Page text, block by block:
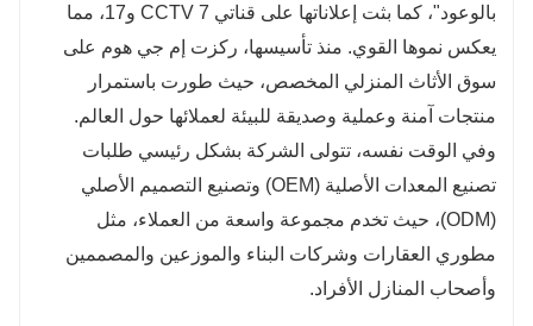
بالوعود"، كما بثت إعلاناتها على قناتي CCTV 7 و17، مما
يعكس نموها القوي. منذ تأسيسها، ركزت إم جي هوم على
سوق الأثاث المنزلي المخصص، حيث طورت باستمرار
منتجات آمنة وعملية وصديقة للبيئة لعملائها حول العالم.
وفي الوقت نفسه، تتولى الشركة بشكل رئيسي طلبات
تصنيع المعدات الأصلية (OEM) وتصنيع التصميم الأصلي
(ODM)، حيث تخدم مجموعة واسعة من العملاء، مثل
مطوري العقارات وشركات البناء والموزعين والمصممين
وأصحاب المنازل الأفراد.